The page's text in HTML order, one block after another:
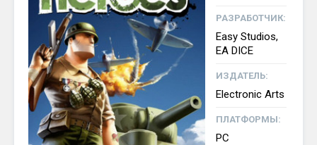
РАЗРАБОТЧИК:
Easy Studios,
EA DICE
ИЗДАТЕЛЬ:
Electronic Arts
ПЛАТФОРМЫ:
PC